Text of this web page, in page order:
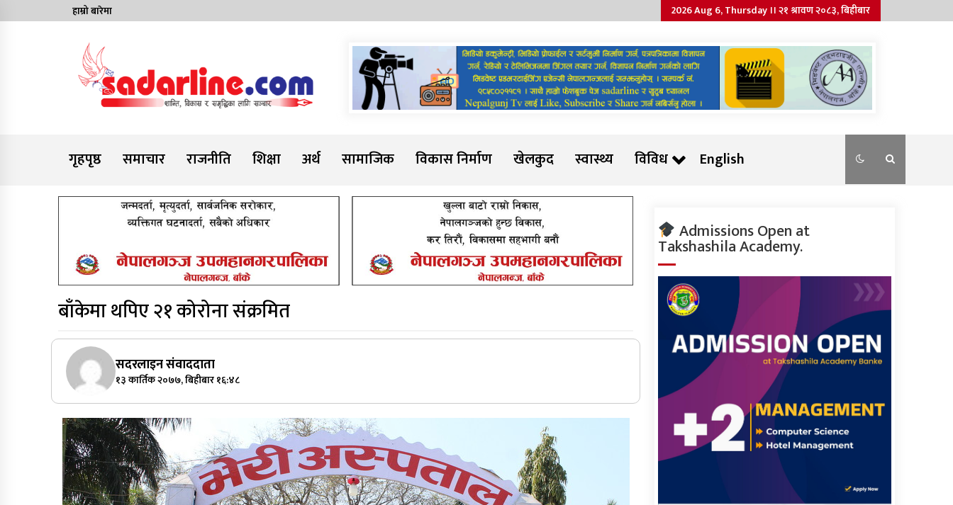
to
हाम्रो बारेमा 2026 Aug 6, Thursday ।। २१ श्रावण २०८३, बिहीबार
Sadarline
गृहपृष्ठ
समाचार राजनीति शिक्षा अर्थ सामाजिक विकास निर्माण खेलकुद स्वास्थ्य विविध English
बाँकेमा थपिए २१ कोरोना संक्रमित
सदरलाइन संवाददाता
१३ कार्तिक २०७७, बिहीबार १६:४८
Admissions Open at
Takshashila Academy.